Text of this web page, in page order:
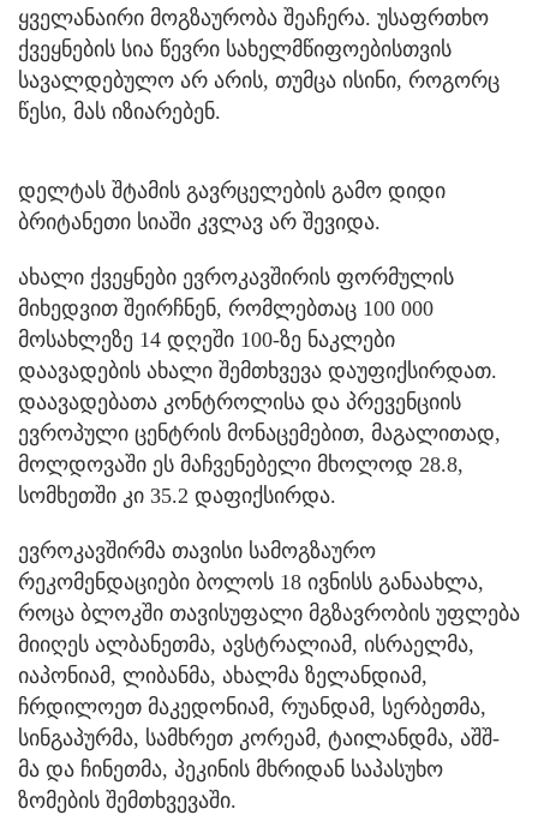
ყველანაირი მოგზაურობა შეაჩერა. უსაფრთხო
ქვეყნების სია წევრი სახელმწიფოებისთვის
სავალდებულო არ არის, თუმცა ისინი, როგორც
წესი, მას იზიარებენ.
დელტას შტამის გავრცელების გამო დიდი
ბრიტანეთი სიაში კვლავ არ შევიდა.
ახალი ქვეყნები ევროკავშირის ფორმულის
მიხედვით შეირჩნენ, რომლებთაც 100 000
მოსახლეზე 14 დღეში 100-ზე ნაკლები
დაავადების ახალი შემთხვევა დაუფიქსირდათ.
დაავადებათა კონტროლისა და პრევენციის
ევროპული ცენტრის მონაცემებით, მაგალითად,
მოლდოვაში ეს მაჩვენებელი მხოლოდ 28.8,
სომხეთში კი 35.2 დაფიქსირდა.
ევროკავშირმა თავისი სამოგზაურო
რეკომენდაციები ბოლოს 18 ივნისს განაახლა,
როცა ბლოკში თავისუფალი მგზავრობის უფლება
მიიღეს ალბანეთმა, ავსტრალიამ, ისრაელმა,
იაპონიამ, ლიბანმა, ახალმა ზელანდიამ,
ჩრდილოეთ მაკედონიამ, რუანდამ, სერბეთმა,
სინგაპურმა, სამხრეთ კორეამ, ტაილანდმა, აშშ-
მა და ჩინეთმა, პეკინის მხრიდან საპასუხო
ზომების შემთხვევაში.